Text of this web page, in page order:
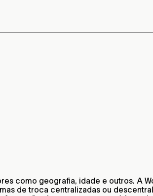
como geografia, idade e outros. A
de troca centralizadas ou